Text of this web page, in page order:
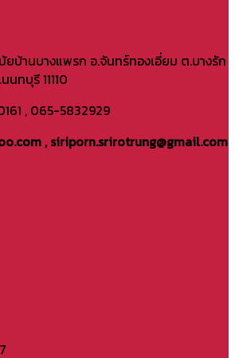
บ้านบางแพรก อ.จันทร์ทองเอี่ยม ต.บางรัก
ทบุรี 11110
, 065-5832929
, siriporn.srirotrung@gmail.com